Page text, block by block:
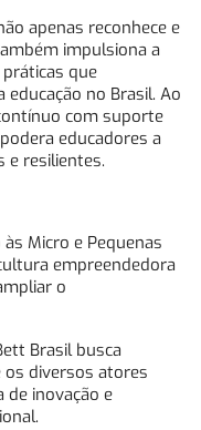
apenas reconhece e
impulsiona a
que
no Brasil. Ao
com suporte
educadores a
resilientes.
Micro e Pequenas
empreendedora
o
Brasil busca
diversos atores
de inovação e